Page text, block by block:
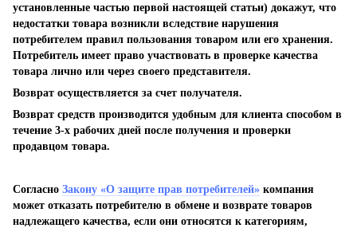
установленные частью первой настоящей статьи) докажут, что
недостатки товара возникли вследствие нарушения
потребителем правил пользования товаром или его хранения.
Потребитель имеет право участвовать в проверке качества
товара лично или через своего представителя.
Возврат осуществляется за счет получателя.
Возврат средств производится удобным для клиента способом в
течение 3-х рабочих дней после получения и проверки
продавцом товара.
Согласно Закону «О защите прав потребителей» компания
может отказать потребителю в обмене и возврате товаров
надлежащего качества, если они относятся к категориям,